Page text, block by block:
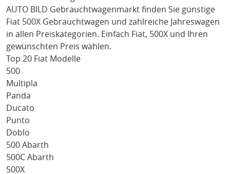
AUTO BILD Gebrauchtwagenmarkt finden Sie günstige
Fiat 500X Gebrauchtwagen und zahlreiche Jahreswagen
in allen Preiskategorien. Einfach Fiat, 500X und Ihren
gewünschten Preis wählen.
Top 20 Fiat Modelle
500
Multipla
Panda
Ducato
Punto
Doblo
500 Abarth
500C Abarth
500X